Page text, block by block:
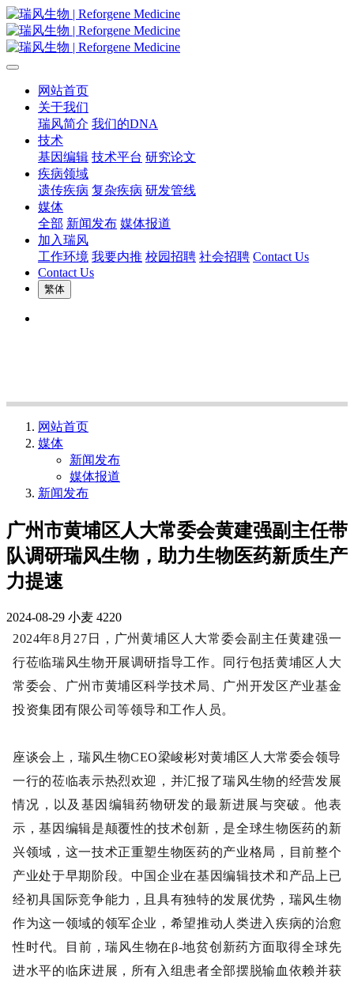
网站首页
关于我们
瑞风简介 我们的DNA
技术
基因编辑 技术平台 研究论文
疾病领域
遗传疾病 复杂疾病 研发管线
媒体
全部 新闻发布 媒体报道
加入瑞风
工作环境 我要内推 校园招聘 社会招聘 Contact Us
Contact Us
繁体
网站首页
媒体
新闻发布
媒体报道
新闻发布
广州市黄埔区人大常委会黄建强副主任带
队调研瑞风生物，助力生物医药新质生产
力提速
2024-08-29 小麦 4220
2024年8月27日，广州黄埔区人大常委会副主任黄建强一
行莅临瑞风生物开展调研指导工作。同行包括黄埔区人大
常委会、广州市黄埔区科学技术局、广州开发区产业基金
投资集团有限公司等领导和工作人员。
座谈会上，瑞风生物CEO梁峻彬对黄埔区人大常委会领导
一行的莅临表示热烈欢迎，并汇报了瑞风生物的经营发展
情况，以及基因编辑药物研发的最新进展与突破。他表
示，基因编辑是颠覆性的技术创新，是全球生物医药的新
兴领域，这一技术正重塑生物医药的产业格局，目前整个
产业处于早期阶段。中国企业在基因编辑技术和产品上已
经初具国际竞争能力，且具有独特的发展优势，瑞风生物
作为这一领域的领军企业，希望推动人类进入疾病的治愈
性时代。目前，瑞风生物在β-地贫创新药方面取得全球先
进水平的临床进展，所有入组患者全部摆脱输血依赖并获